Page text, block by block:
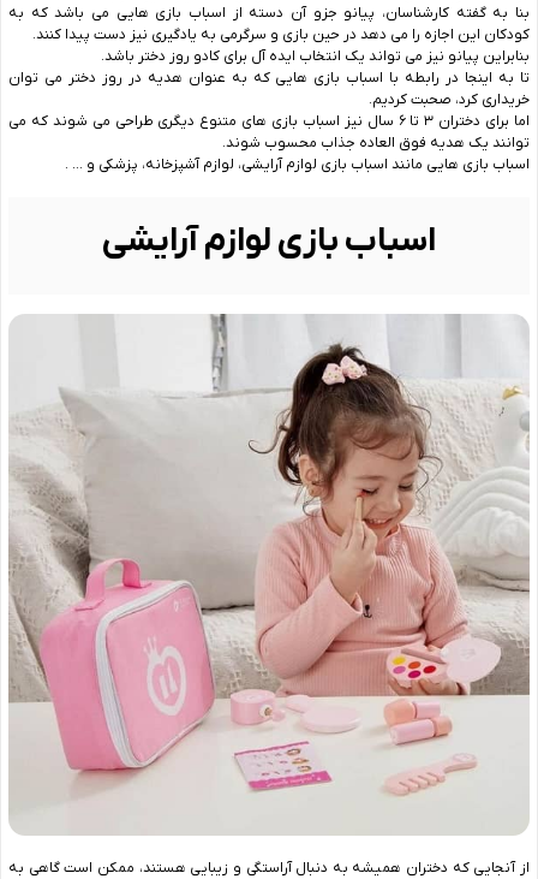
بنا به گفته کارشناسان، پیانو جزو آن دسته از اسباب بازی هایی می باشد که به
کودکان این اجازه را می دهد در حین بازی و سرگرمی به یادگیری نیز دست پیدا کنند.
بنابراین پیانو نیز می تواند یک انتخاب ایده آل برای کادو روز دختر باشد.
تا به اینجا در رابطه با اسباب‌ بازی‌ هایی که به عنوان هدیه در روز دختر می توان
خریداری کرد، صحبت کردیم.
اما برای دختران ۳ تا ۶ سال نیز اسباب بازی های متنوع دیگری طراحی می شوند که می
توانند یک هدیه فوق العاده جذاب محسوب شوند.
اسباب بازی هایی مانند اسباب بازی لوازم آرایشی، لوازم آشپزخانه، پزشکی و … .
اسباب بازی لوازم آرایشی
از آنجایی که دختران همیشه به دنبال آراستگی و زیبایی هستند، ممکن است گاهی به